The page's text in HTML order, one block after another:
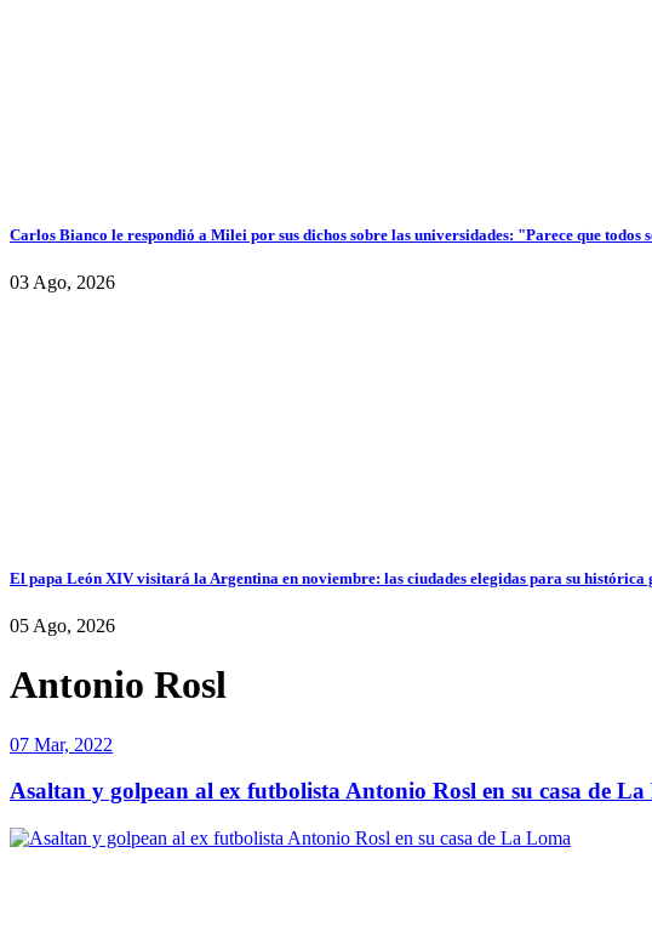
Carlos Bianco le respondió a Milei por sus dichos sobre las universidades: "Parece que todos
03 Ago, 2026
El papa León XIV visitará la Argentina en noviembre: las ciudades elegidas para su histórica
05 Ago, 2026
Antonio Rosl
07 Mar, 2022
Asaltan y golpean al ex futbolista Antonio Rosl en su casa de